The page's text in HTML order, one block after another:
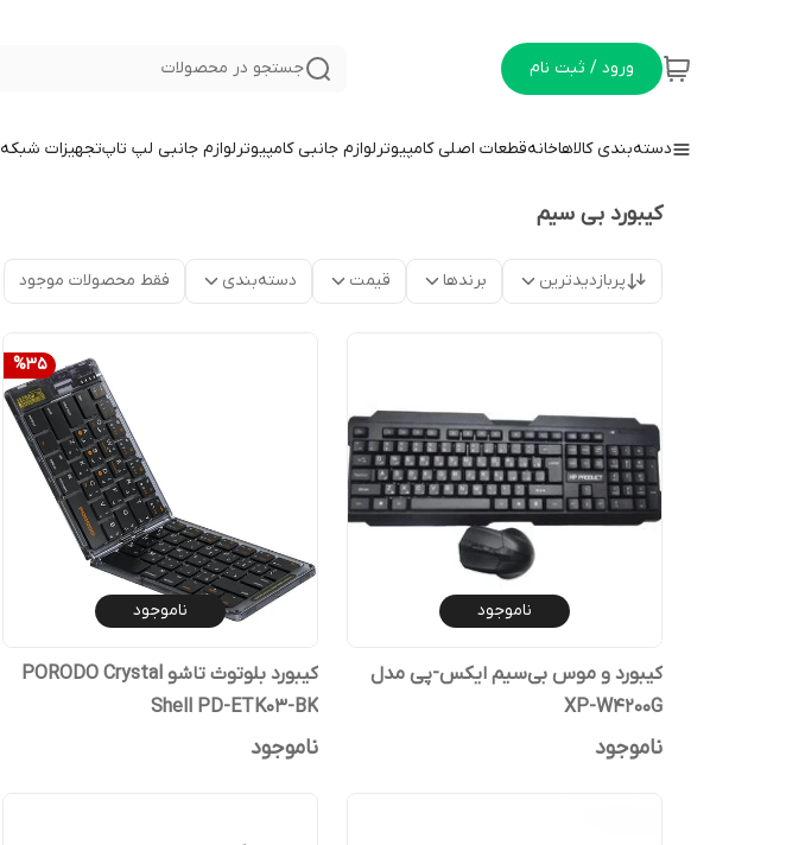
ورود / ثبت نام جستجو در محصولات
دسته‌بندی کالاهاخانهقطعات اصلی کامپیوترلوازم جانبی کامپیوترلوازم جانبی لپ تاپتجهیزات شبکه
کیبورد بی سیم
پربازدیدترین برندها قیمت دسته‌بندی فقط محصولات موجود
ناموجود
کیبورد و موس بی‌سیم ایکس-پی مدل
XP-W4200G
ناموجود
%35
ناموجود
کیبورد بلوتوث تاشو PORODO Crystal
Shell PD-ETK03-BK
ناموجود